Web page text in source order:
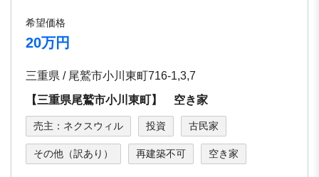
希望価格
20万円
三重県 / 尾鷲市小川東町716-1,3,7
【三重県尾鷲市小川東町】 空き家
売主：ネクスウィル 投資 古民家
その他（訳あり） 再建築不可 空き家